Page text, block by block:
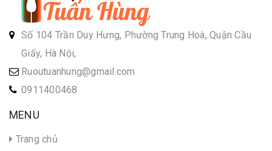
Số 104 Trần Duy Hưng, Phường Trung Hoà, Quận Cầu
Giấy, Hà Nội,
Ruoutuanhung@gmail.com
0911400468
MENU
Trang chủ